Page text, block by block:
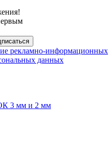
рекламно-информационных
данных
3 мм и 2 мм